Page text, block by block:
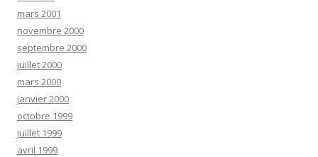
mars 2001
novembre 2000
septembre 2000
juillet 2000
mars 2000
janvier 2000
octobre 1999
juillet 1999
avril 1999